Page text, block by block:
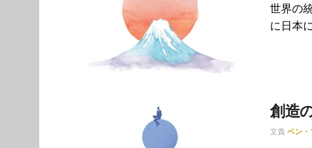
世界の
に日本
創造
文責 ベン・